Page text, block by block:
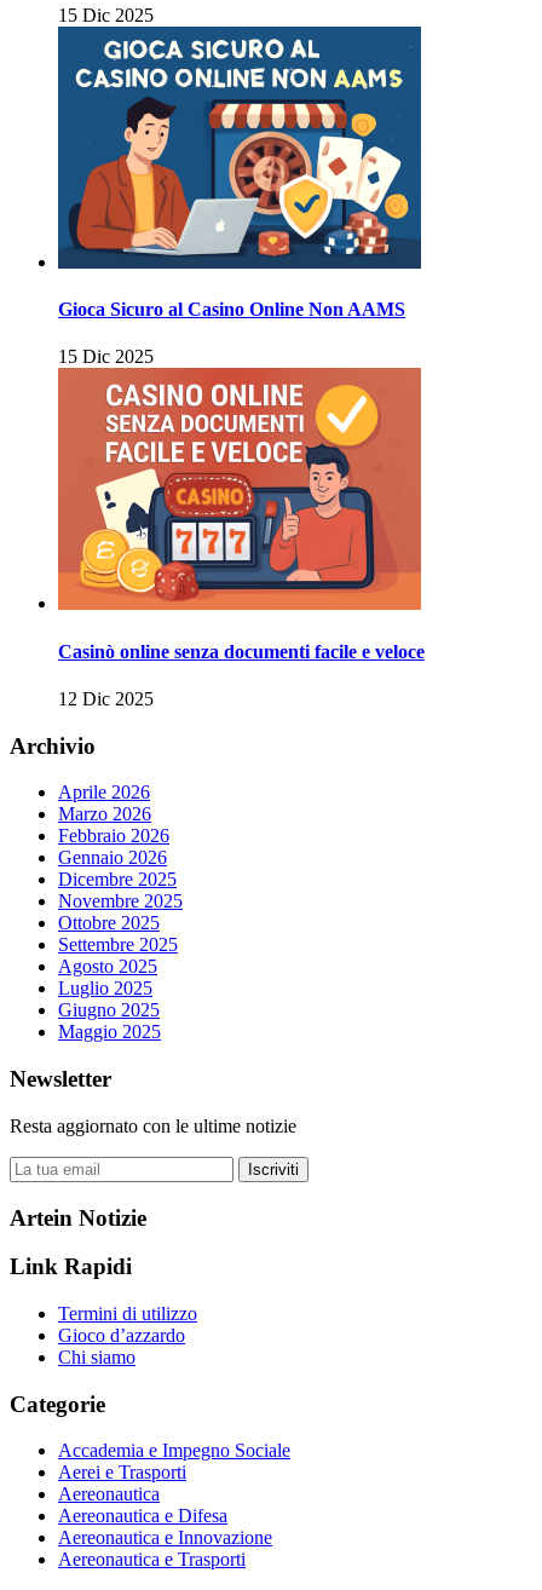
15 Dic 2025
Gioca Sicuro al Casino Online Non AAMS
15 Dic 2025
Casinò online senza documenti facile e veloce
12 Dic 2025
Archivio
Aprile 2026
Marzo 2026
Febbraio 2026
Gennaio 2026
Dicembre 2025
Novembre 2025
Ottobre 2025
Settembre 2025
Agosto 2025
Luglio 2025
Giugno 2025
Maggio 2025
Newsletter
Resta aggiornato con le ultime notizie
Iscriviti
Artein Notizie
Link Rapidi
Termini di utilizzo
Gioco d’azzardo
Chi siamo
Categorie
Accademia e Impegno Sociale
Aerei e Trasporti
Aereonautica
Aereonautica e Difesa
Aereonautica e Innovazione
Aereonautica e Trasporti